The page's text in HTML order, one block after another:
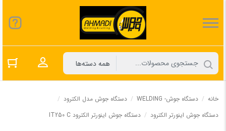
ورود به
خانه / دستگاه جوش- WELDING / دستگاه جوش مدل الکترود /
دستگاه جوش اینورتر الکترود / دستگاه جوش اینورتر الکترود IT250 C